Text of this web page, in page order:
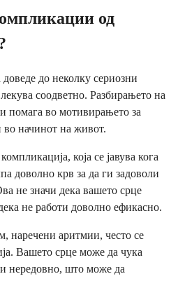
од
до неколку сериозни
соодветно. Разбирањето на
помага во мотивирањето за
во начинот на живот.
која се јавува кога
доволно крв за да ги задоволи
не значи дека вашето срце
не работи доволно ефикасно.
наречени аритмии, често се
Вашето срце може да чука
нередовно, што може да